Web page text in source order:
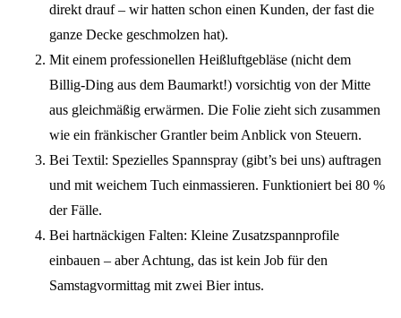
direkt drauf – wir hatten schon einen Kunden, der fast die
ganze Decke geschmolzen hat).
Mit einem professionellen Heißluftgebläse (nicht dem
Billig-Ding aus dem Baumarkt!) vorsichtig von der Mitte
aus gleichmäßig erwärmen. Die Folie zieht sich zusammen
wie ein fränkischer Grantler beim Anblick von Steuern.
Bei Textil: Spezielles Spannspray (gibt’s bei uns) auftragen
und mit weichem Tuch einmassieren. Funktioniert bei 80 %
der Fälle.
Bei hartnäckigen Falten: Kleine Zusatzspannprofile
einbauen – aber Achtung, das ist kein Job für den
Samstagvormittag mit zwei Bier intus.